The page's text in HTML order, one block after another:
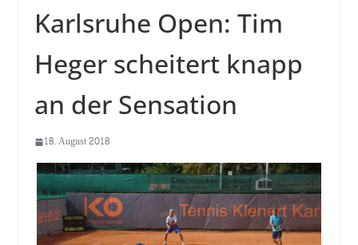
Karlsruhe Open: Tim
Heger scheitert knapp
an der Sensation
18. August 2018